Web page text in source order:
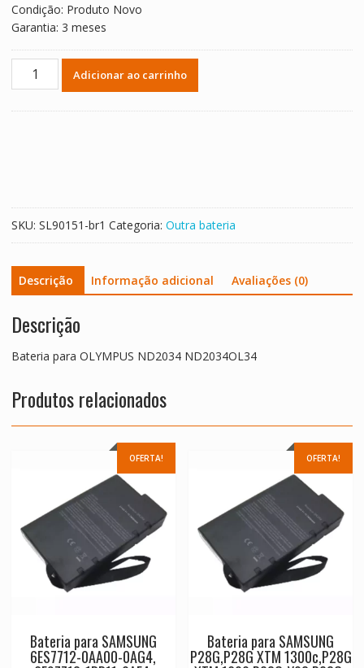
Condição: Produto Novo
Garantia: 3 meses
Bateria
Adicionar ao carrinho
SKU: SL90151-br1 Categoria: Outra bateria
Descrição Informação adicional Avaliações (0)
Descrição
Bateria para OLYMPUS ND2034 ND2034OL34
Produtos relacionados
OFERTA!
Bateria para SAMSUNG
6ES7712-0AA00-0AG4,
OFERTA!
Bateria para SAMSUNG
P28G,P28G XTM 1300c,P28G